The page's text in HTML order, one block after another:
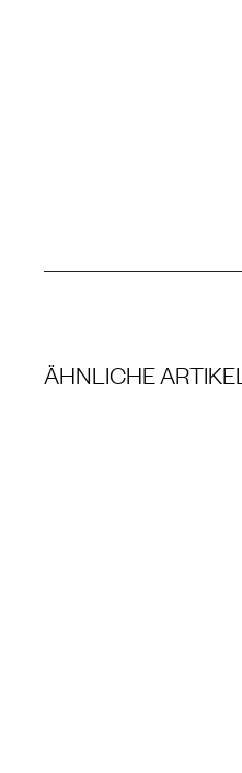
ÄHNLICHE ARTIKEL